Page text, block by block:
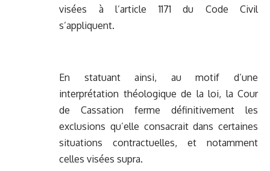
visées à l’article 1171 du Code Civil
s’appliquent.
En statuant ainsi, au motif d’une
interprétation théologique de la loi, la Cour
de Cassation ferme définitivement les
exclusions qu’elle consacrait dans certaines
situations contractuelles, et notamment
celles visées supra.